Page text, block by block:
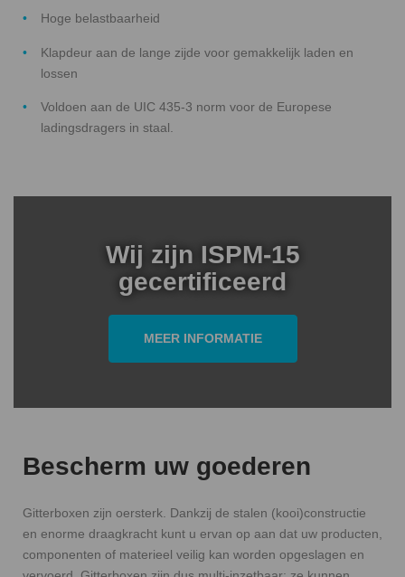
Hoge belastbaarheid
Klapdeur aan de lange zijde voor gemakkelijk laden en
lossen
Voldoen aan de UIC 435-3 norm voor de Europese
ladingsdragers in staal.
Wij zijn ISPM-15
gecertificeerd
MEER INFORMATIE
Bescherm uw goederen
Gitterboxen zijn oersterk. Dankzij de stalen (kooi)constructie
en enorme draagkracht kunt u ervan op aan dat uw producten,
componenten of materieel veilig kan worden opgeslagen en